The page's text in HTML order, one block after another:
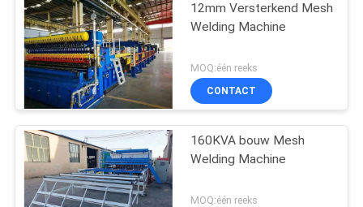
12mm Versterkend Mesh
Welding Machine
MOQ:één reeks
CONTACT
160KVA bouw Mesh
Welding Machine
MOQ:één reeks